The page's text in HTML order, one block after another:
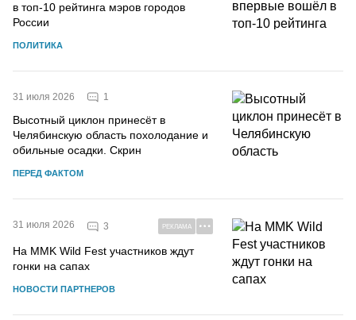
в топ-10 рейтинга мэров городов
России
ПОЛИТИКА
31 июля 2026 1
Высотный циклон принесёт в
Челябинскую область похолодание и
обильные осадки. Скрин
ПЕРЕД ФАКТОМ
31 июля 2026 3 РЕКЛАМА
На MMK Wild Fest участников ждут
гонки на сапах
НОВОСТИ ПАРТНЕРОВ